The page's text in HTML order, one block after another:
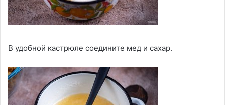
В удобной кастрюле соедините мед и сахар.